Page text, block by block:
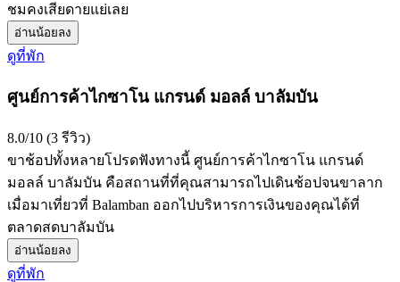
ชมคงเสียดายแย่เลย
อ่านน้อยลง
ดูที่พัก
ศูนย์การค้าไกซาโน แกรนด์ มอลล์ บาลัมบัน
8.0/10 (3 รีวิว)
ขาช้อปทั้งหลายโปรดฟังทางนี้ ศูนย์การค้าไกซาโน แกรนด์
มอลล์ บาลัมบัน คือสถานที่ที่คุณสามารถไปเดินช้อปจนขาลาก
เมื่อมาเที่ยวที่ Balamban ออกไปบริหารการเงินของคุณได้ที่
ตลาดสดบาลัมบัน
อ่านน้อยลง
ดูที่พัก